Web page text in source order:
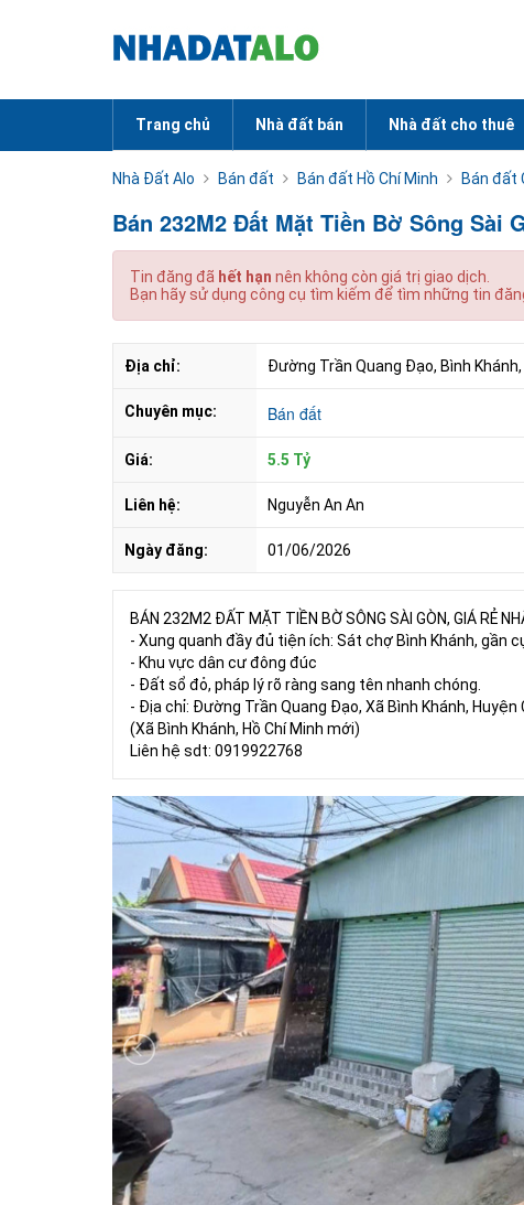
Trang chủ Nhà đất bán Nhà đất cho thuê
Nhà Đất Alo Bán đất Bán đất Hồ Chí Minh Bán đất
Bán 232M2 Đất Mặt Tiền Bờ Sông Sài
Tin đăng đã hết hạn nên không còn giá trị giao dịch.
Bạn hãy sử dụng công cụ tìm kiếm để tìm những tin
Địa chỉ: Đường Trần Quang Đạo, Bình Khánh,
Chuyên mục: Bán đất
Giá: 5.5 Tỷ
Liên hệ: Nguyễn An An
Ngày đăng: 01/06/2026
BÁN 232M2 ĐẤT MẶT TIỀN BỜ SÔNG SÀI GÒN, GIÁ RẺ
- Xung quanh đầy đủ tiện ích: Sát chợ Bình Khánh, gần
- Khu vực dân cư đông đúc
- Đất sổ đỏ, pháp lý rõ ràng sang tên nhanh chóng.
- Địa chỉ: Đường Trần Quang Đạo, Xã Bình Khánh, Huyện
(Xã Bình Khánh, Hồ Chí Minh mới)
Liên hệ sdt: 0919922768